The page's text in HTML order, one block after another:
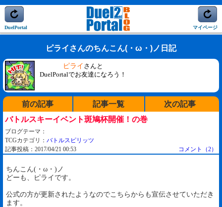
DuelPortal マイページ
ピライさんのちんこん(・ω・)ノ日記
ピライ さんと
DuelPortalでお友達になろう！
前の記事 記事一覧
次の記事
バトルスキーイベント斑鳩杯開催！の巻
ブログテーマ：
TCGカテゴリ： バトルスピリッツ
記事投稿：2017/04/21 00:53
コメント（2）
ちんこん(・ω・)ノ
どーも、ピライです。
公式の方が更新されたようなのでこちらからも宣伝させていただき
ます。